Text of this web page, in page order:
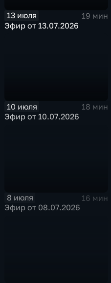
13 июля
19 мин
Эфир от 13.07.2026
10 июля
18 мин
Эфир от 10.07.2026
8 июля
16 мин
Эфир от 08.07.2026